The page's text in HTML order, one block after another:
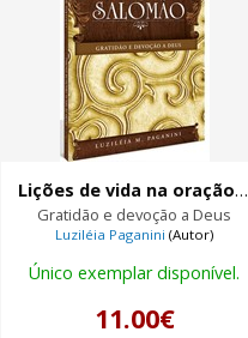
Lições de vida na oração de Salomão
Gratidão e devoção a Deus
Luziléia Paganini (Autor)
Único exemplar disponível.
11.00€